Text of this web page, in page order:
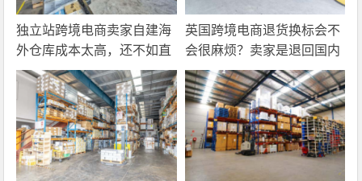
独立站跨境电商卖家自建海
外仓库成本太高，还不如直
接找第三方自营海外仓！
英国跨境电商退货换标会不
会很麻烦？卖家是退回国内
还是在海外直接处理？